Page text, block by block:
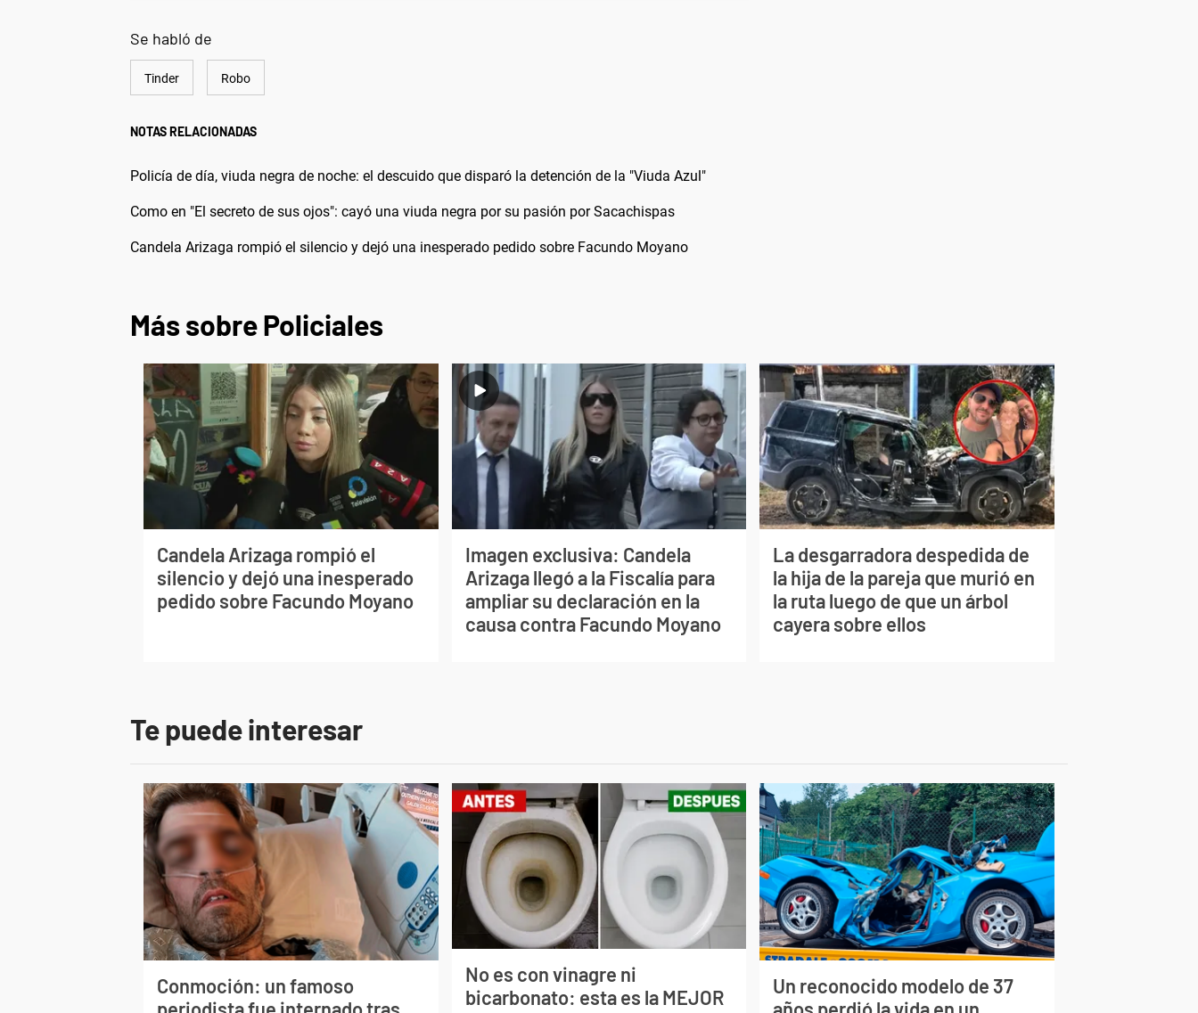
Se habló de
Tinder Robo
NOTAS RELACIONADAS
Policía de día, viuda negra de noche: el descuido que disparó la detención de la "Viuda Azul"
Como en "El secreto de sus ojos": cayó una viuda negra por su pasión por Sacachispas
Candela Arizaga rompió el silencio y dejó una inesperado pedido sobre Facundo Moyano
Más sobre Policiales
Candela Arizaga rompió el
silencio y dejó una inesperado
pedido sobre Facundo Moyano
Imagen exclusiva: Candela
Arizaga llegó a la Fiscalía para
ampliar su declaración en la
causa contra Facundo Moyano
La desgarradora despedida de
la hija de la pareja que murió en
la ruta luego de que un árbol
cayera sobre ellos
Te puede interesar
Conmoción: un famoso
No es con vinagre ni
bicarbonato: esta es la MEJOR
Un reconocido modelo de 37